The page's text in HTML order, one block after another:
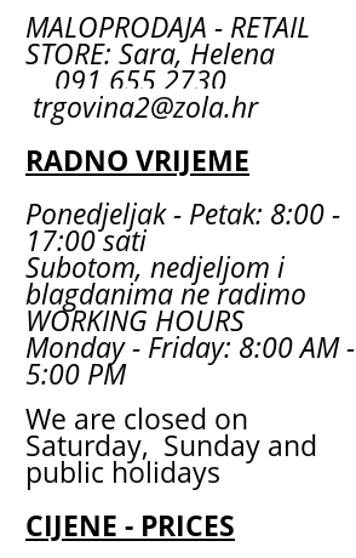
MALOPRODAJA - RETAIL
STORE: Sara, Helena
091 655 2730
trgovina2@zola.hr
RADNO VRIJEME
Ponedjeljak - Petak: 8:00 -
17:00 sati
Subotom, nedjeljom i
blagdanima ne radimo
WORKING HOURS
Monday - Friday: 8:00 AM -
5:00 PM
We are closed on
Saturday, Sunday and
public holidays
CIJENE - PRICES